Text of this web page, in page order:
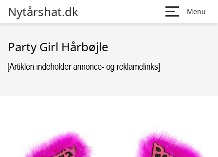
Nytårshat.dk Menu
Party Girl Hårbøjle